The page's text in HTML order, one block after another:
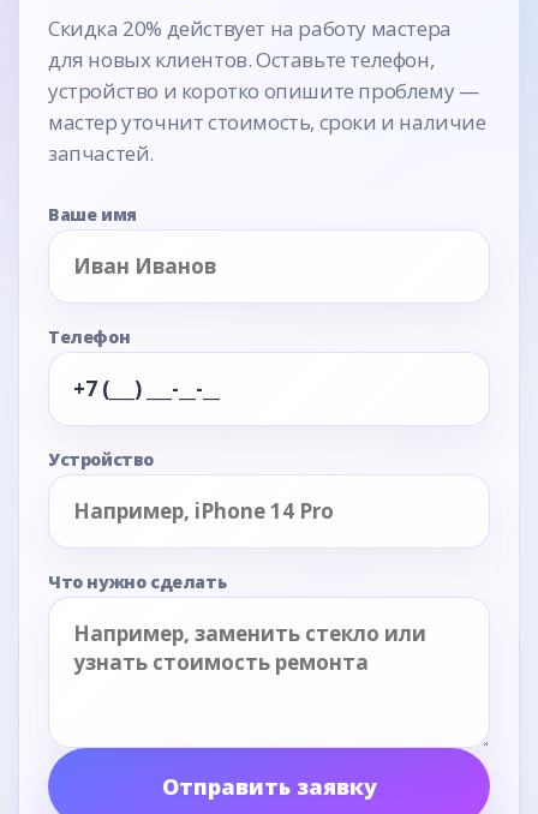
Скидка 20% действует на работу мастера
для новых клиентов. Оставьте телефон,
устройство и коротко опишите проблему —
мастер уточнит стоимость, сроки и наличие
запчастей.
Ваше имя
Телефон
Устройство
Что нужно сделать
Отправить заявку